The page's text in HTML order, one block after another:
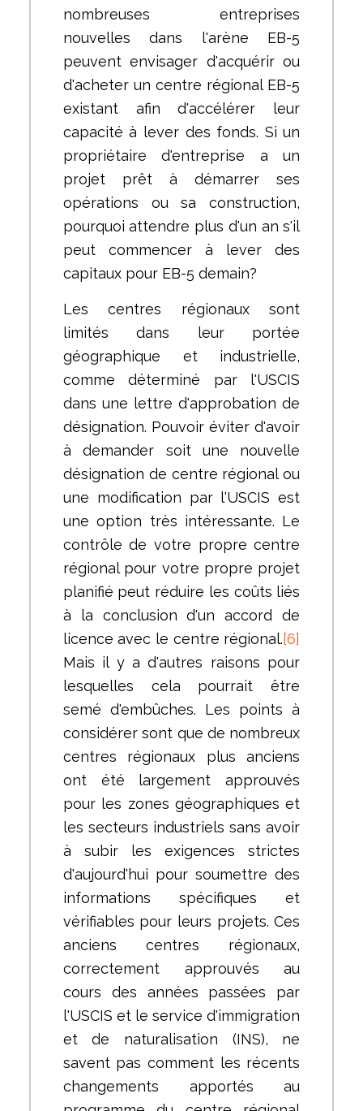
nombreuses entreprises
nouvelles dans l'arène EB-5
peuvent envisager d'acquérir ou
d'acheter un centre régional EB-5
existant afin d'accélérer leur
capacité à lever des fonds. Si un
propriétaire d'entreprise a un
projet prêt à démarrer ses
opérations ou sa construction,
pourquoi attendre plus d'un an s'il
peut commencer à lever des
capitaux pour EB-5 demain?
Les centres régionaux sont
limités dans leur portée
géographique et industrielle,
comme déterminé par l'USCIS
dans une lettre d'approbation de
désignation. Pouvoir éviter d'avoir
à demander soit une nouvelle
désignation de centre régional ou
une modification par l'USCIS est
une option très intéressante. Le
contrôle de votre propre centre
régional pour votre propre projet
planifié peut réduire les coûts liés
à la conclusion d'un accord de
licence avec le centre régional.[6]
Mais il y a d'autres raisons pour
lesquelles cela pourrait être
semé d'embûches. Les points à
considérer sont que de nombreux
centres régionaux plus anciens
ont été largement approuvés
pour les zones géographiques et
les secteurs industriels sans avoir
à subir les exigences strictes
d'aujourd'hui pour soumettre des
informations spécifiques et
vérifiables pour leurs projets. Ces
anciens centres régionaux,
correctement approuvés au
cours des années passées par
l'USCIS et le service d'immigration
et de naturalisation (INS), ne
savent pas comment les récents
changements apportés au